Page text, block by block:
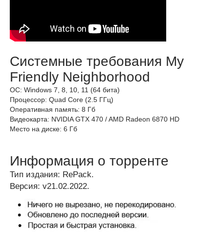
Системные требования My
Friendly Neighborhood
ОС: Windows 7, 8, 10, 11 (64 бита)
Процессор: Quad Core (2.5 ГГц)
Оперативная память: 8 Гб
Видеокарта: NVIDIA GTX 470 / AMD Radeon 6870 HD
Место на диске: 6 Гб
Информация о торренте
Тип издания: RePack.
Версия: v21.02.2022.